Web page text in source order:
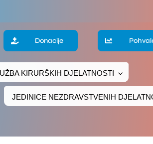
Donacije
KIRURŠKIH DJELATNOSTI
JEDINICE NEZDRAVSTVENIH